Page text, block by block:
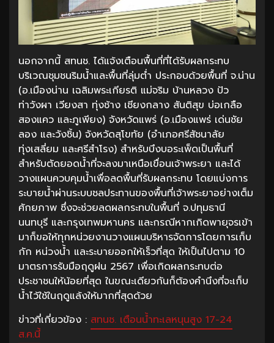
นอกจากนี้ สทนช. ได้แจ้งเตือนพื้นที่ที่ได้รับผลกระทบ
บริเวณชุมชนริมน้ำและพื้นที่ลุ่มต่ำ ประกอบด้วยพื้นที่ จ.น่าน
(อ.เมืองน่าน เฉลิมพระเกียรติ แม่จริม บ้านหลวง ปัว
ท่าวังผา เวียงสา ทุ่งช้าง เชียงกลาง สันติสุข บ่อเกลือ
สองแคว และภูเพียง) จังหวัดแพร่ (อ.เมืองแพร่ เด่นชัย
ลอง และวังชิ้น) จังหวัดสุโขทัย (อำเภอศรีสัชนาลัย
ทุ่งเสลี่ยม และศรีสำโรง) สำหรับบึงบอระเพ็ดเป็นพื้นที่
สำหรับตัดยอดน้ำที่จะลงมาเหนือเขื่อนเจ้าพระยา และได้
วางแผนควบคุมน้ำเพื่อลดพื้นที่รับผลกระทบ โดยแบ่งการ
ระบายน้ำผ่านระบบชลประทานของพื้นที่เจ้าพระยาอย่างเต็ม
ศักยภาพ ซึ่งจะช่วยลดผลกระทบในพื้นที่ จ.ปทุมธานี
นนทบุรี และกรุงเทพมหานคร และกรณีหากเกิดพายุจรเข้า
มาก็ขอให้ทุกหน่วยงานวางแผนบริหารจัดการโดยการเก็บ
กัก หน่วงน้ำ และระบายออกให้เร็วที่สุด ให้เป็นไปตาม 10
มาตรการรับมือฤดูฝน 2567 เพื่อเกิดผลกระทบต่อ
ประชาชนให้น้อยที่สุด ในขณะเดียวกันก็ต้องคำนึงที่จะเก็บ
น้ำไว้ใช้ในฤดูแล้งให้มากที่สุดด้วย
ข่าวที่เกี่ยวข้อง : สทนช. เตือนน้ำทะเลหนุนสูง 17-24
ส.ค.นี้